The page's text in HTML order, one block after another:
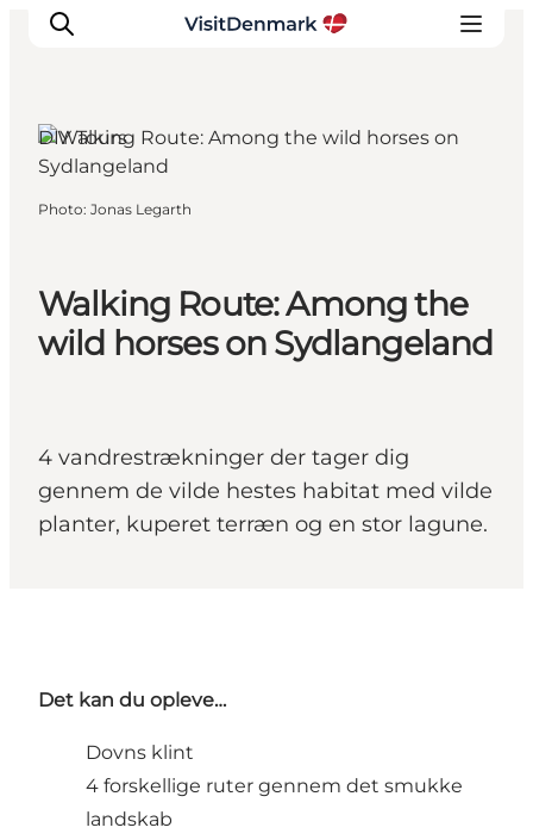
Inspiration
Accommodation
Plan your trip
Walking Route: Among the
wild horses on Sydlangeland
4 vandrestrækninger der tager dig
gennem de vilde hestes habitat med vilde
planter, kuperet terræn og en stor lagune.
DIY Tours
Photo: Jonas Legarth
Det kan du opleve…
Dovns klint
4 forskellige ruter gennem det smukke
landskab